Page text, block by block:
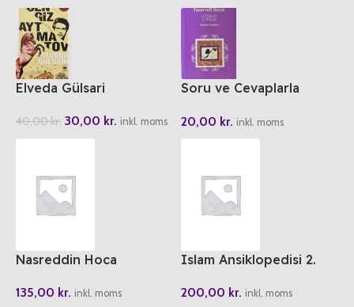
Elveda Gülsari
40,00kr. 30,00 kr. inkl. moms
Soru ve Cevaplarla
20,00 kr. inkl. moms
Nasreddin Hoca
Anlatiyor
135,00 kr. inkl. moms
Islam Ansiklopedisi 2.
200,00 kr. inkl. moms